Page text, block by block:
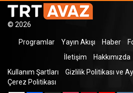
© 2026
Programlar Yayın Akışı Haber
İletişim
Hakkımızda
Kullanım Şartları
Gizlilik Politikası ve
Çerez Politikası